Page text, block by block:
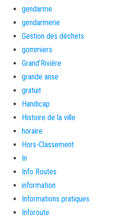
gendarme
gendarmerie
Gestion des déchets
gommiers
Grand'Rivière
grande anse
gratuit
Handicap
Histoire de la ville
horaire
Hors-Classement
In
Info Routes
information
Informations pratiques
Inforoute